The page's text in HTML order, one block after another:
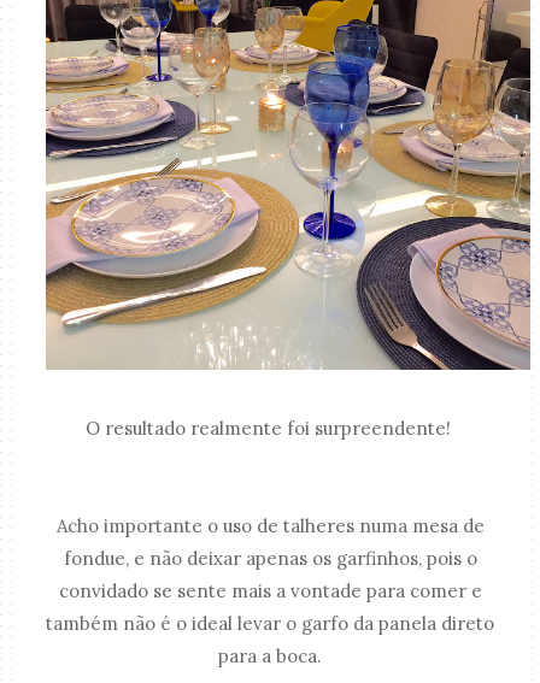
O resultado realmente foi surpreendente!
Acho importante o uso de talheres numa mesa de
fondue, e não deixar apenas os garfinhos, pois o
convidado se sente mais a vontade para comer e
também não é o ideal levar o garfo da panela direto
para a boca.